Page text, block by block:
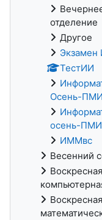
отделение
Другое
Экзамен
ТестИИ
Осень-
осень-
ИММвс
Весенний
Воскресная
Воскресная